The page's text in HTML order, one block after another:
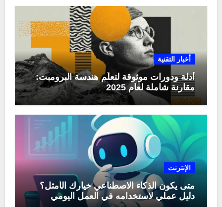
أخبار التقنية
أدلة ودورات موثوقة لتعلّم هندسة البرومبت:
مقارنة شاملة لعام 2025
الإنترنت
متى يكون الذكاء الاصطناعي خيارك الأمثل؟
دليل عملي لاستخدامه في العمل اليومي